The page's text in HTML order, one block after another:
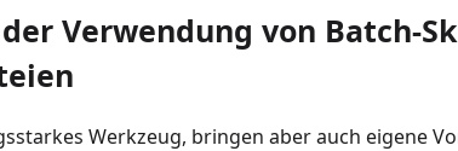
Verwendung von Batch-
Werkzeug, bringen aber auch eigene